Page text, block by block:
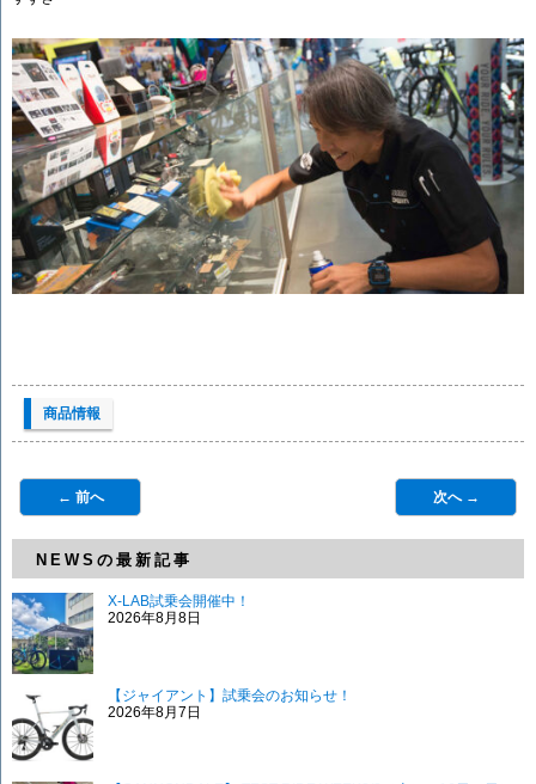
商品情報
← 前へ 次へ →
NEWSの最新記事
X-LAB試乗会開催中！
2026年8月8日
【ジャイアント】試乗会のお知らせ！
2026年8月7日